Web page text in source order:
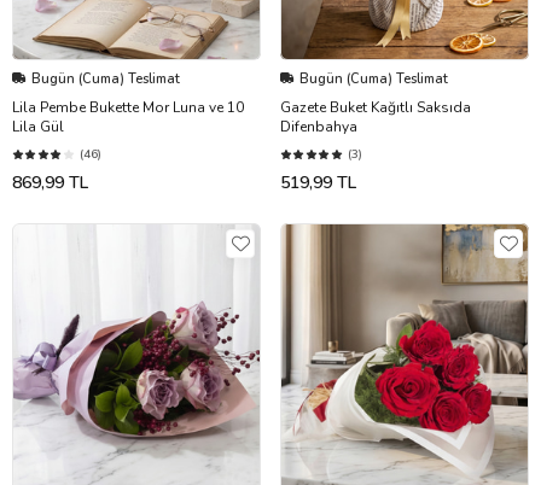
Bugün (Cuma) Teslimat
Lila Pembe Bukette Mor Luna ve 10
Lila Gül
(46)
869,99 TL
Bugün (Cuma) Teslimat
Gazete Buket Kağıtlı Saksıda
Difenbahya
(3)
519,99 TL